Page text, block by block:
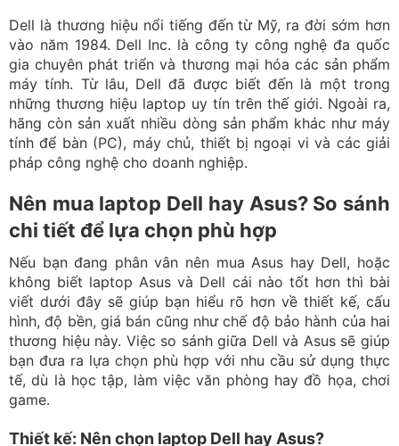
Dell là thương hiệu nổi tiếng đến từ Mỹ, ra đời sớm hơn
vào năm 1984. Dell Inc. là công ty công nghệ đa quốc
gia chuyên phát triển và thương mại hóa các sản phẩm
máy tính. Từ lâu, Dell đã được biết đến là một trong
những thương hiệu laptop uy tín trên thế giới. Ngoài ra,
hãng còn sản xuất nhiều dòng sản phẩm khác như máy
tính để bàn (PC), máy chủ, thiết bị ngoại vi và các giải
pháp công nghệ cho doanh nghiệp.
Nên mua laptop Dell hay Asus? So sánh
chi tiết để lựa chọn phù hợp
Nếu bạn đang phân vân nên mua Asus hay Dell, hoặc
không biết laptop Asus và Dell cái nào tốt hơn thì bài
viết dưới đây sẽ giúp bạn hiểu rõ hơn về thiết kế, cấu
hình, độ bền, giá bán cũng như chế độ bảo hành của hai
thương hiệu này. Việc so sánh giữa Dell và Asus sẽ giúp
bạn đưa ra lựa chọn phù hợp với nhu cầu sử dụng thực
tế, dù là học tập, làm việc văn phòng hay đồ họa, chơi
game.
Thiết kế: Nên chọn laptop Dell hay Asus?